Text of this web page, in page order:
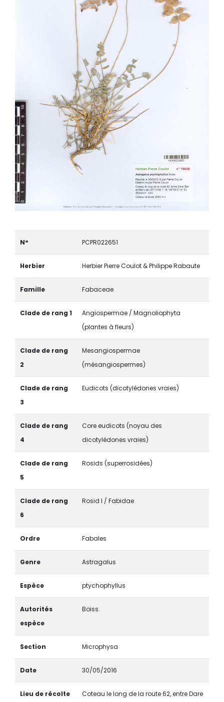
N° PCPR022651
Herbier Herbier Pierre Coulot & Philippe Rabaute
Famille Fabaceae
Clade de rang 1
Angiospermae / Magnoliophyta
(plantes à fleurs)
Clade de rang
2
Mesangiospermae
(mésangiospermes)
Clade de rang
3
Eudicots (dicotylédones vraies)
Clade de rang
4
Core eudicots (noyau des
dicotylédones vraies)
Clade de rang
5
Rosids (superrosidées)
Clade de rang
6
Rosid I / Fabidae
Ordre Fabales
Genre Astragalus
Espèce ptychophyllus
Autorités
espèce
Boiss.
Section Microphysa
Date 30/05/2016
Lieu de récolte
Coteau le long de la route 62, entre Dare